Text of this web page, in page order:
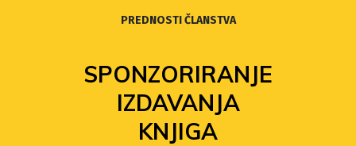
PREDNOSTI ČLANSTVA
SPONZORIRANJE
IZDAVANJA
KNJIGA